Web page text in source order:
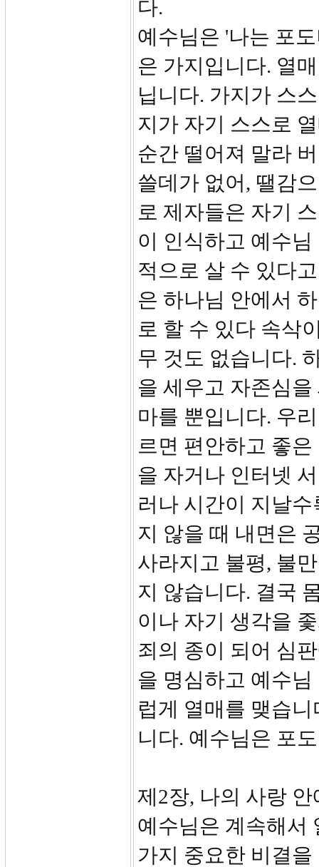
다.
예수님은 '나는 포
은 가지입니다. 열
닙니다. 가지가 스
지가 자기 스스로
순간 떨어져 말라
쓸데가 없어, 땔감
로 제자들은 자기
이 인식하고 예수
적으로 살 수 있다
은 하나님 안에서
로 할 수 있다 속삭
무 것도 없습니다.
을 세우고 자존심
마를 뿐입니다. 우
르면 편안하고 좋
을 자거나 인터넷
러나 시간이 지날
지 않을 때 내면은
사라지고 불평, 불
지 않습니다. 결국
이나 자기 생각을
죄의 종이 되어 심
을 명심하고 예수
럽게 열매를 맺습
니다. 예수님은 포
제2장, 나의 사랑
예수님은 계속해서
가지 중요한 비결